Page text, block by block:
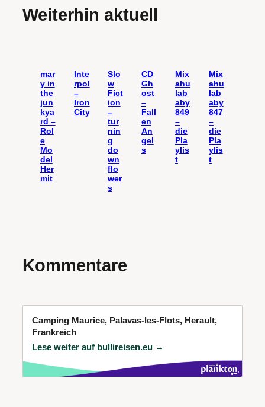
Weiterhin aktuell
mar
y in
the
jun
kya
rd –
Rol
e
Mo
del
Her
mit
Inte
rpol
–
Iron
City
Slo
w
Fict
ion
–
tur
nin
g
do
wn
flo
wer
s
CD
Gh
ost
–
Fall
en
An
gel
s
Mix
ahu
lab
aby
849
–
die
Pla
ylis
t
Mix
ahu
lab
aby
847
–
die
Pla
ylis
t
Kommentare
Camping Maurice, Palavas-les-Flots, Herault,
Frankreich
Lese weiter auf bullireisen.eu →